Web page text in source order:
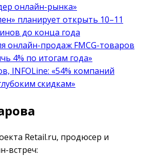
онлайн-рынка»
планирует открыть 10–11
до конца года
онлайн-продаж FMCG-товаров
4% по итогам года»
INFOLine: «54% компаний
скидкам»
Retail.ru, продюсер и
встреч: